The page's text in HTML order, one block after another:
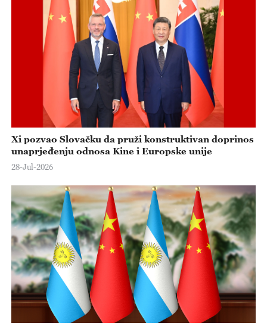
Xi pozvao Slovačku da pruži konstruktivan doprinos
unaprjeđenju odnosa Kine i Europske unije
28-Jul-2026